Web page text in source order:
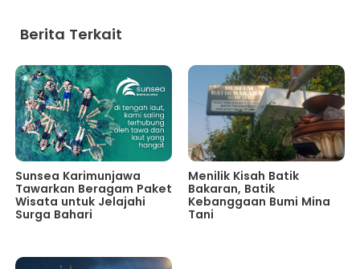
Berita Terkait
Sunsea Karimunjawa
Tawarkan Beragam Paket
Wisata untuk Jelajahi
Surga Bahari
Menilik Kisah Batik
Bakaran, Batik
Kebanggaan Bumi Mina
Tani